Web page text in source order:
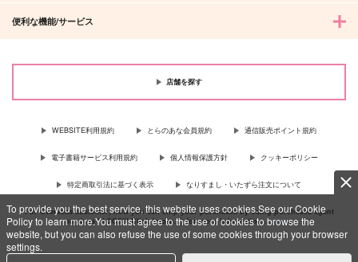
To provide you the best service, this website uses cookies.See our Cookie
Policy to learn more.You must agree to the use of cookies to browse the
website, but you can also refuse the use of some cookies through your browser
settings.
便利な機能/サービス
店舗を探す
WEBSITE利用規約 とらのあな会員規約 通信販売ポイント規約
電子書籍サービス利用規約 個人情報保護方針 クッキーポリシー
特定商取引法に基づく表示 なりすまし・いたずら注文について
For Overseas customer, now you can ship your purchases by using purchases agent
services “AOCS”! Click {more…} for more information …more